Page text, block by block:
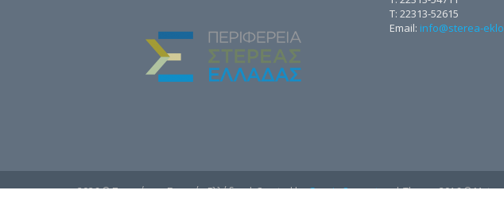
Τ: 22313-52615
Email: info@sterea-
2026 © Περιφέρεια Στερεάς Ελλάδας | Created byGnosis Computers| Theme: 2016 ©